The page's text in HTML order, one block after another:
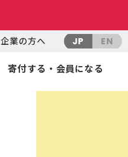
企業の方へ JP EN
寄付する・会員になる